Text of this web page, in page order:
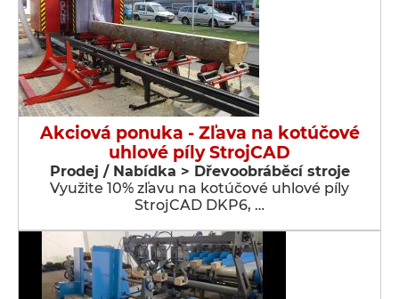
Akciová ponuka - Zľava na kotúčové
uhlové píly StrojCAD
Prodej / Nabídka > Dřevoobráběcí stroje
Využite 10% zľavu na kotúčové uhlové píly
StrojCAD DKP6, …